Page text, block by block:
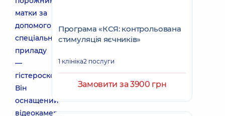
матки за
допомогою
спеціального
приладу
—
гістероскопа.
Він
оснащений
відеокамерою
Програма «КСЯ: контрольована
стимуляція яєчників»
1 клініка2 послуги
Замовити за 3900 грн